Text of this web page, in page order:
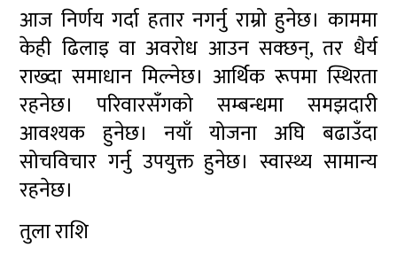
आज निर्णय गर्दा हतार नगर्नु राम्रो हुनेछ। काममा
केही ढिलाइ वा अवरोध आउन सक्छन्, तर धैर्य
राख्दा समाधान मिल्नेछ। आर्थिक रूपमा स्थिरता
रहनेछ। परिवारसँगको सम्बन्धमा समझदारी
आवश्यक हुनेछ। नयाँ योजना अघि बढाउँदा
सोचविचार गर्नु उपयुक्त हुनेछ। स्वास्थ्य सामान्य
रहनेछ।
तुला राशि